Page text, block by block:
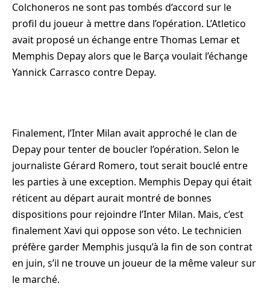
Colchoneros ne sont pas tombés d’accord sur le
profil du joueur à mettre dans l’opération. L’Atletico
avait proposé un échange entre Thomas Lemar et
Memphis Depay alors que le Barça voulait l’échange
Yannick Carrasco contre Depay.
Finalement, l’Inter Milan avait approché le clan de
Depay pour tenter de boucler l’opération. Selon le
journaliste Gérard Romero, tout serait bouclé entre
les parties à une exception. Memphis Depay qui était
réticent au départ aurait montré de bonnes
dispositions pour rejoindre l’Inter Milan. Mais, c’est
finalement Xavi qui oppose son véto. Le technicien
préfère garder Memphis jusqu’à la fin de son contrat
en juin, s’il ne trouve un joueur de la même valeur sur
le marché.